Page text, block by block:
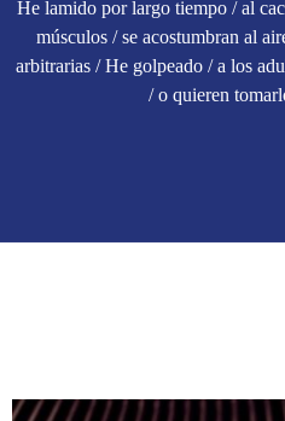
He lamido por largo tiempo / al
músculos / se acostumbran al
arbitrarias / He golpeado / a los
/ o quieren